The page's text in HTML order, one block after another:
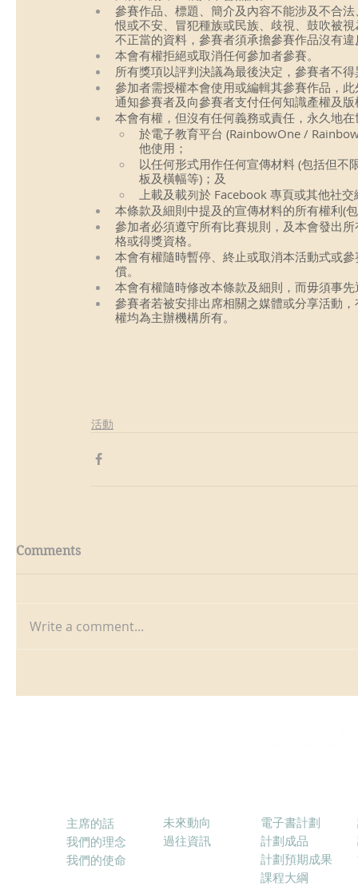
參賽作品、標題、簡介及內容不能涉及不合
恨或不安、冒犯種族或民族、歧視、鼓吹被
不正當的資料，參賽者須承擔參賽作品沒有
本會有權拒絕或取消任何參加者參賽。
所有獎項以評判決議為最後決定，參賽者不
參加者需授權本會使用或編輯其參賽作品，
通知參賽者及向參賽者支付任何知識產權及
本會有權，但沒有任何義務或責任，永久地
於電子教育平台 (RainbowOne /
他使用；
以任何形式用作任何宣傳材料 (包括但不
板及橫幅等)；及
上載及載列於 Facebook 專頁或其他社
本條款及細則中提及的宣傳材料的所有權利(
參加者必須遵守所有比賽規則，及本會發出
格或得獎資格。
本會有權隨時暫停、終止或取消本活動式或
償。
本會有權隨時修改本條款及細則，而毋須事
參賽者若被安排出席相關之媒體或分享活動
權均為主辦機構所有。
活動
Comments
Write a comment...
主席的話
我們的理念
我們的使命
未來動向
過往資訊
電子書計劃
計劃成品
計劃預期成果
課程大綱